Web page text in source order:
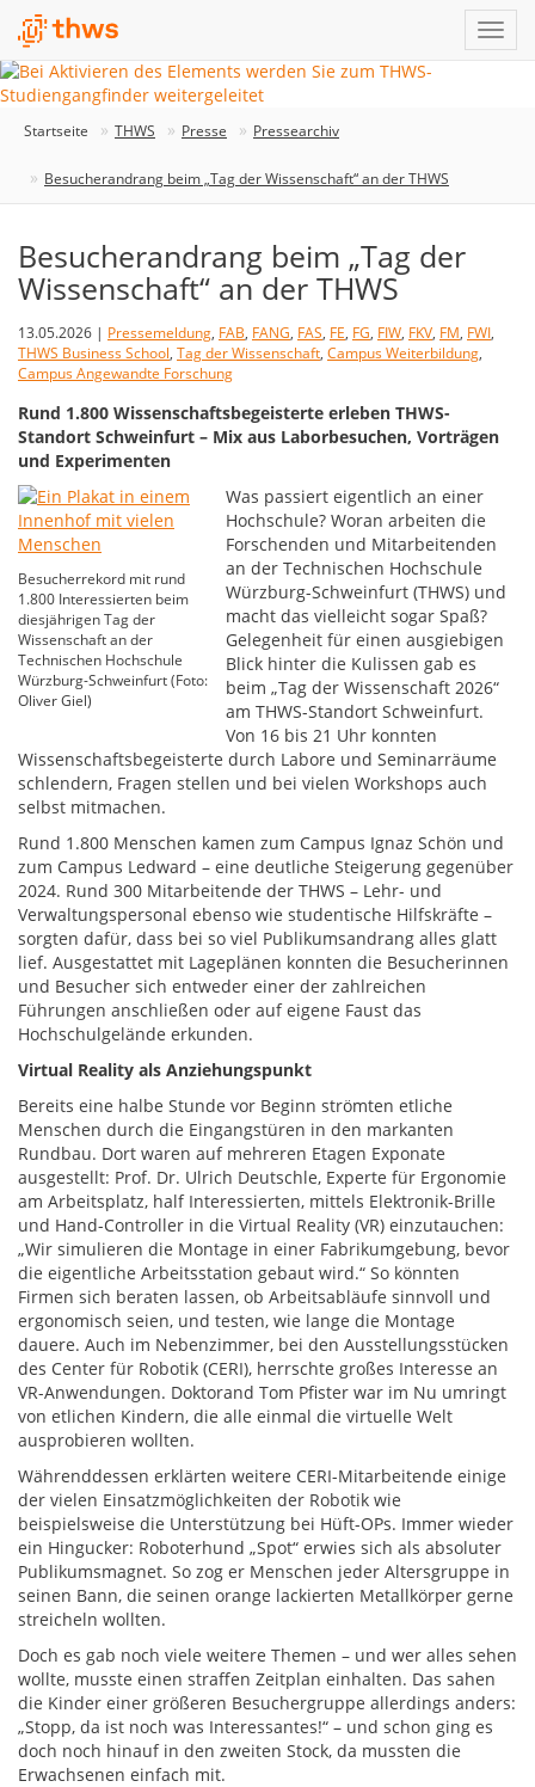
Startseite THWS Presse Pressearchiv
Besucherandrang beim „Tag der Wissenschaft“ an der THWS
Besucherandrang beim „Tag der
Wissenschaft“ an der THWS
13.05.2026 | Pressemeldung, FAB, FANG, FAS, FE, FG, FIW, FKV, FM, FWI,
THWS Business School, Tag der Wissenschaft, Campus Weiterbildung,
Campus Angewandte Forschung
Rund 1.800 Wissenschaftsbegeisterte erleben THWS-
Standort Schweinfurt – Mix aus Laborbesuchen, Vorträgen
und Experimenten
Besucherrekord mit rund
1.800 Interessierten beim
diesjährigen Tag der
Wissenschaft an der
Technischen Hochschule
Würzburg-Schweinfurt (Foto:
Oliver Giel)
Was passiert eigentlich an einer
Hochschule? Woran arbeiten die
Forschenden und Mitarbeitenden
an der Technischen Hochschule
Würzburg-Schweinfurt (THWS) und
macht das vielleicht sogar Spaß?
Gelegenheit für einen ausgiebigen
Blick hinter die Kulissen gab es
beim „Tag der Wissenschaft 2026“
am THWS-Standort Schweinfurt.
Von 16 bis 21 Uhr konnten
Wissenschaftsbegeisterte durch Labore und Seminarräume
schlendern, Fragen stellen und bei vielen Workshops auch
selbst mitmachen.
Rund 1.800 Menschen kamen zum Campus Ignaz Schön und
zum Campus Ledward – eine deutliche Steigerung gegenüber
2024. Rund 300 Mitarbeitende der THWS – Lehr- und
Verwaltungspersonal ebenso wie studentische Hilfskräfte –
sorgten dafür, dass bei so viel Publikumsandrang alles glatt
lief. Ausgestattet mit Lageplänen konnten die Besucherinnen
und Besucher sich entweder einer der zahlreichen
Führungen anschließen oder auf eigene Faust das
Hochschulgelände erkunden.
Virtual Reality als Anziehungspunkt
Bereits eine halbe Stunde vor Beginn strömten etliche
Menschen durch die Eingangstüren in den markanten
Rundbau. Dort waren auf mehreren Etagen Exponate
ausgestellt: Prof. Dr. Ulrich Deutschle, Experte für Ergonomie
am Arbeitsplatz, half Interessierten, mittels Elektronik-Brille
und Hand-Controller in die Virtual Reality (VR) einzutauchen:
„Wir simulieren die Montage in einer Fabrikumgebung, bevor
die eigentliche Arbeitsstation gebaut wird.“ So könnten
Firmen sich beraten lassen, ob Arbeitsabläufe sinnvoll und
ergonomisch seien, und testen, wie lange die Montage
dauere. Auch im Nebenzimmer, bei den Ausstellungsstücken
des Center für Robotik (CERI), herrschte großes Interesse an
VR-Anwendungen. Doktorand Tom Pfister war im Nu umringt
von etlichen Kindern, die alle einmal die virtuelle Welt
ausprobieren wollten.
Währenddessen erklärten weitere CERI-Mitarbeitende einige
der vielen Einsatzmöglichkeiten der Robotik wie
beispielsweise die Unterstützung bei Hüft-OPs. Immer wieder
ein Hingucker: Roboterhund „Spot“ erwies sich als absoluter
Publikumsmagnet. So zog er Menschen jeder Altersgruppe in
seinen Bann, die seinen orange lackierten Metallkörper gerne
streicheln wollten.
Doch es gab noch viele weitere Themen – und wer alles sehen
wollte, musste einen straffen Zeitplan einhalten. Das sahen
die Kinder einer größeren Besuchergruppe allerdings anders:
„Stopp, da ist noch was Interessantes!“ – und schon ging es
doch noch hinauf in den zweiten Stock, da mussten die
Erwachsenen einfach mit.